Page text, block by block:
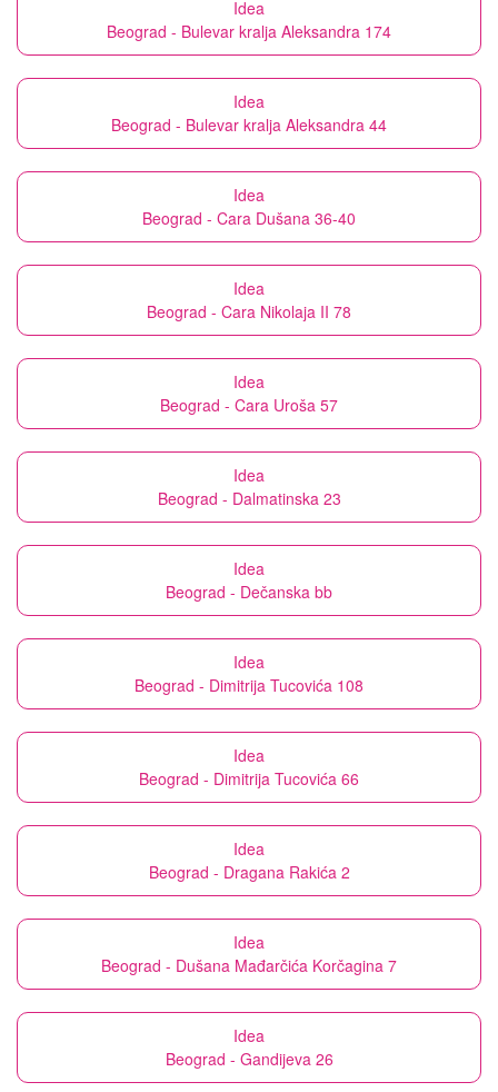
Idea
Beograd - Bulevar kralja Aleksandra 174
Idea
Beograd - Bulevar kralja Aleksandra 44
Idea
Beograd - Cara Dušana 36-40
Idea
Beograd - Cara Nikolaja II 78
Idea
Beograd - Cara Uroša 57
Idea
Beograd - Dalmatinska 23
Idea
Beograd - Dečanska bb
Idea
Beograd - Dimitrija Tucovića 108
Idea
Beograd - Dimitrija Tucovića 66
Idea
Beograd - Dragana Rakića 2
Idea
Beograd - Dušana Mađarčića Korčagina 7
Idea
Beograd - Gandijeva 26